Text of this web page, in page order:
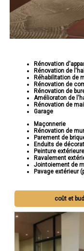
Rénovation
Rénovation de
Réhabilitation de
Rénovation de
Rénovation de
Amélioraton de
Rénovation de
Garage
Maçonnerie
Rénovation de
Parement de
Enduits de
Peinture extérieure
Ravalement
Jointoiement de
Pavage extérieur
coût et